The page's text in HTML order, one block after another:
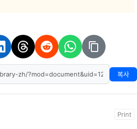
복사
Print